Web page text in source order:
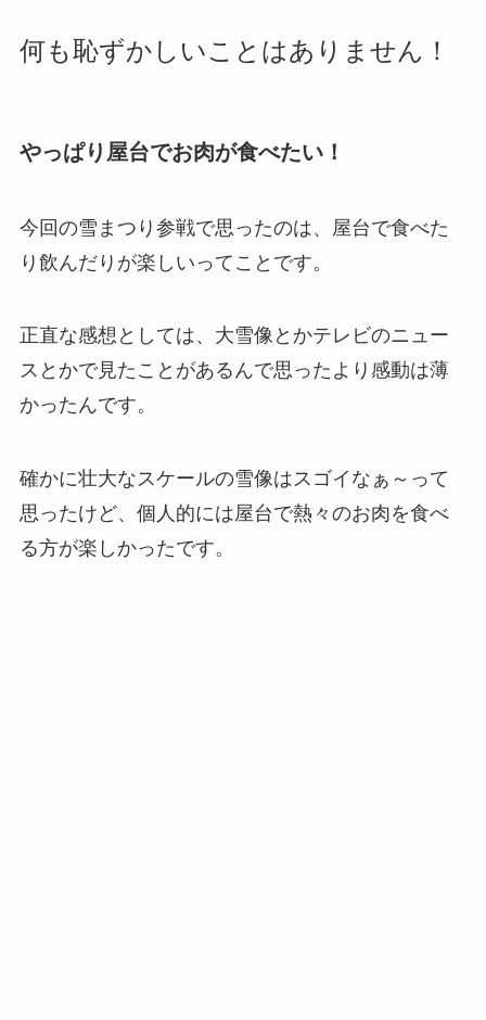
何も恥ずかしいことはありません！
やっぱり屋台でお肉が食べたい！
今回の雪まつり参戦で思ったのは、屋台で食べた
り飲んだりが楽しいってことです。
正直な感想としては、大雪像とかテレビのニュー
スとかで見たことがあるんで思ったより感動は薄
かったんです。
確かに壮大なスケールの雪像はスゴイなぁ～って
思ったけど、個人的には屋台で熱々のお肉を食べ
る方が楽しかったです。